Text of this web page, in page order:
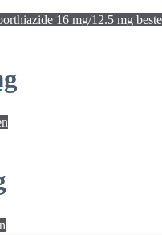
16 mg/12.5 mg